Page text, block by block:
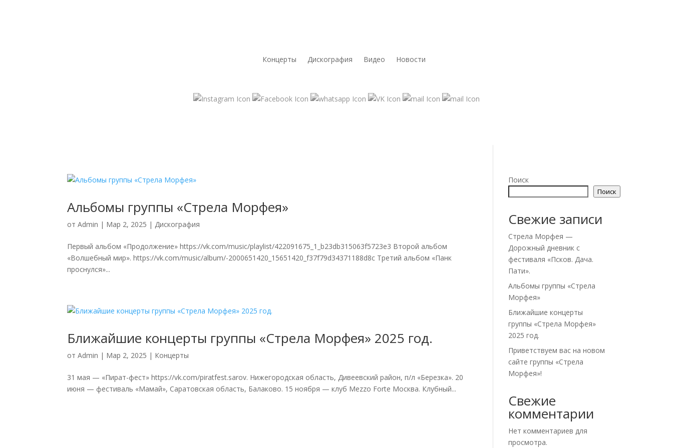
Концерты Дискография Видео Новости
Альбомы группы «Стрела Морфея»
отAdmin | Мар 2, 2025 |Дискография
Первый альбом «Продолжение» https://vk.com/music/playlist/422091675_1_b23db315063f5723e3 Второй альбом
«Волшебный мир». https://vk.com/music/album/-2000651420_15651420_f37f79d34371188d8c Третий альбом «Панк
проснулся»...
Ближайшие концерты группы «Стрела Морфея» 2025 год.
отAdmin | Мар 2, 2025 | Концерты
31 мая — «Пират-фест» https://vk.com/piratfest.sarov. Нижегородская область, Дивеевский район, п/л «Березка». 20
июня — фестиваль «Мамай», Саратовская область, Балаково. 15 ноября — клуб Mezzo Forte Москва. Клубный...
Поиск
Поиск
Свежие записи
Стрела Морфея —
Дорожный дневник с
фестиваля «Псков. Дача.
Пати».
Альбомы группы «Стрела
Морфея»
Ближайшие концерты
группы «Стрела Морфея»
2025 год.
Приветствуем вас на новом
сайте группы «Стрела
Морфея»!
Свежие
комментарии
Нет комментариев для
просмотра.